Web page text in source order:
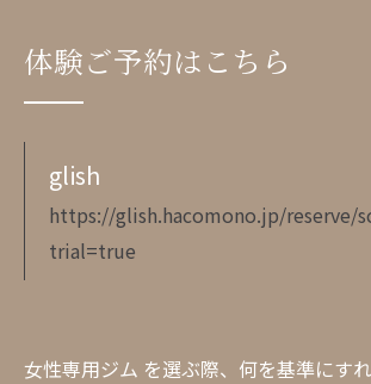
体験ご予約はこちら
glish
https://glish.hacomono.jp/reserve/
trial=true
女性専用ジム を選ぶ際、何を基準にす